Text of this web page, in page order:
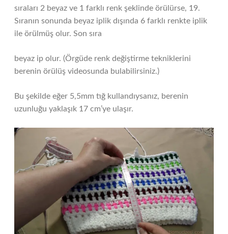
sıraları 2 beyaz ve 1 farklı renk şeklinde örülürse, 19.
Sıranın sonunda beyaz iplik dışında 6 farklı renkte iplik
ile örülmüş olur. Son sıra
beyaz ip olur. (Örgüde renk değiştirme tekniklerini
berenin örülüş videosunda bulabilirsiniz.)
Bu şekilde eğer 5,5mm tığ kullandıysanız, berenin
uzunluğu yaklaşık 17 cm’ye ulaşır.